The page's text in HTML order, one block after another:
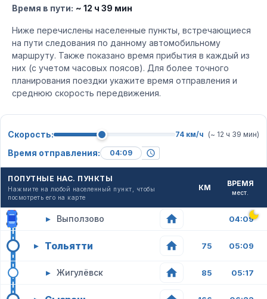
Время в пути: ~ 12 ч 39 мин
Ниже перечислены населенные пункты, встречающиеся
на пути следования по данному автомобильному
маршруту. Также показано время прибытия в каждый из
них (с учетом часовых поясов). Для более точного
планирования поездки укажите время отправления и
среднюю скорость передвижения.
Скорость: 74 км/ч (~ 12 ч 39 мин)
Время отправления:
ПОПУТНЫЕ НАС. ПУНКТЫ
Нажмите на любой населенный пункт, чтобы
посмотреть его на карте
КМ ВРЕМЯ
мест.
▸ Выползово 04:09
▸ Тольятти 75 05:09
▸ Жигулёвск 85 05:17